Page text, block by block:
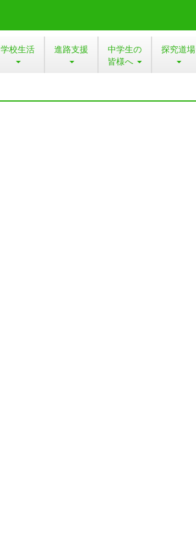
学校生活 進路支援
中学生の
皆様へ
探究道場